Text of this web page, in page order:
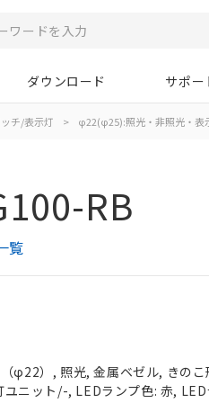
ダウンロード サポー
チ/表示灯 > φ22(φ25):照光・非照光・表
RB
覧
φ22）, 照光, 金属ベゼル, きの
ユニット/-, LEDランプ色: 赤,